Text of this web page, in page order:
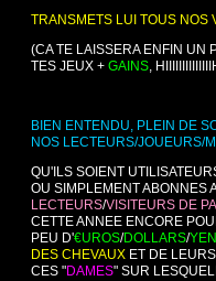
TRANSMETS LUI TOUS NOS
(CA TE LAISSERA ENFIN UN
TES JEUX + GAINS,
BIEN ENTENDU, PLEIN DE
NOS LECTEURS/JOUEURS/
QU'ILS SOIENT
OU SIMPLEMENT ABONNES
LECTEURS/VISITEURS DE
CETTE ANNEE ENCORE
PEU D'€UROS/DOLLARS/
DES CHEVAUX ET DE
CES "DAMES" SUR